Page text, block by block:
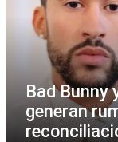
Bad Bunny
generan